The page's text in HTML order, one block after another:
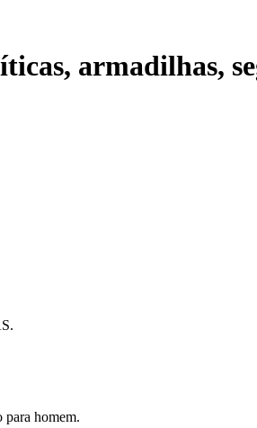
armadilhas,
para homem.